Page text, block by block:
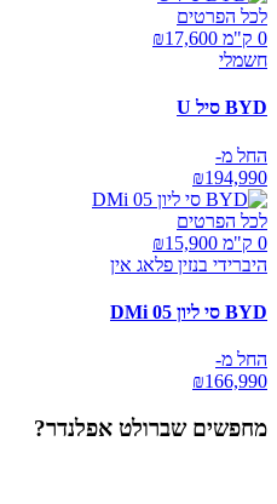
לכל הפרטים
0 ק"מ ₪
17,600
חשמלי
BYD סיל U
החל מ-
₪194,990
לכל הפרטים
0 ק"מ ₪
15,900
היברידי בנזין פלאג אין
BYD סי ליון 05 DMi
החל מ-
₪166,990
מחפשיםשברולט אפלנדר?